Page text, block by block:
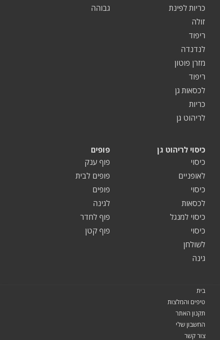
גבוהה
כריות לפינת
זולה
ריפוד
לנדנדה
מזרן פוטון
ריפוד
לכסאות גן
כריות
לריהוט גן
פופים
פוף ענק
פופים לבית
פופים
לגינה
פוף לחדר
פוף קטן
כיסוי לריהוט גן
כיסוי
לאופניים
כיסוי
לכסאות
כיסוי למנגל
כיסוי
לשולחן
גינה
בית
טיפים והמלצות
תקנון האתר
החשבון שלי
צור קשר